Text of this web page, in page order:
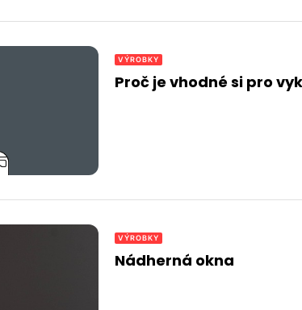
VÝROBKY
Proč je vhodné si pro
VÝROBKY
Nádherná okna